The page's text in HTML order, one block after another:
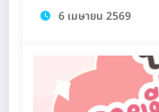
6 เมษายน 2569